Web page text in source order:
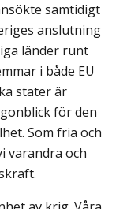
samtidigt
anslutning
länder runt
i både EU
stater är
för den
Som fria och
varandra och